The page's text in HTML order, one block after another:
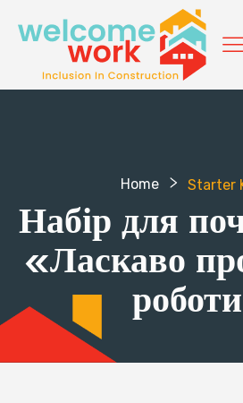
Home Starter
Набір для
«Ласкаво